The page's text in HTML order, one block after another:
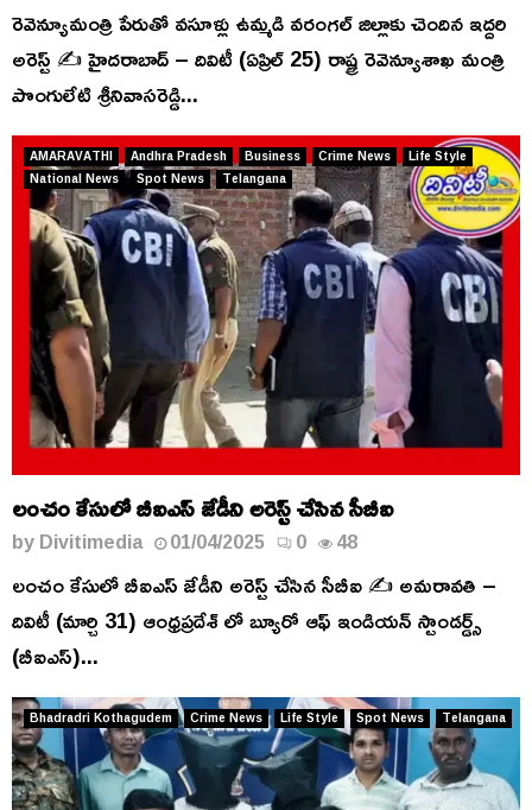
రెవెన్యూమంత్రి పేరుతో వ‌సూళ్లు ఉమ్మడి వరంగల్ జిల్లాకు చెందిన ఇద్ద‌రి
అరెస్ట్ ✍️ హైద‌రాబాద్ – దివిటీ (ఏప్రిల్ 25) రాష్ట్ర రెవెన్యూశాఖ మంత్రి
పొంగులేటి శ్రీ‌నివాస‌రెడ్డి...
AMARAVATHI Andhra Pradesh Business Crime News
Life Style
National News
Spot News Telangana
లంచం కేసులో బీఐఎస్ జేడీని అరెస్ట్ చేసిన సీబీఐ
byDivitimedia 01/04/2025 0 48
లంచం కేసులో బీఐఎస్ జేడీని అరెస్ట్ చేసిన సీబీఐ ✍️ అమరావతి –
దివిటీ (మార్చి 31) ఆంధ్రప్రదేశ్ లో బ్యూరో ఆఫ్ ఇండియన్ స్టాండర్డ్స్
(బీఐఎస్)...
Bhadradri Kothagudem Crime News Life Style Spot News Telangana